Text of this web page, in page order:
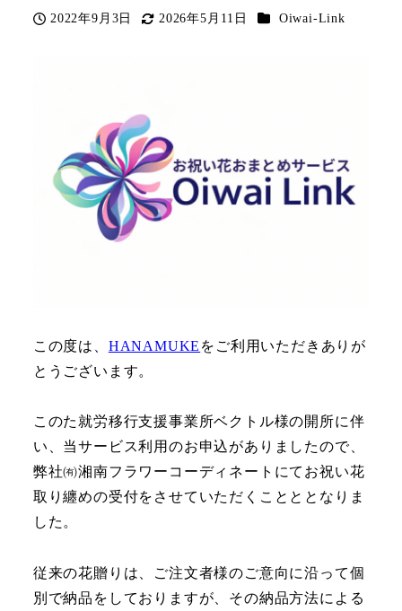
投稿日
2022年9月3日
更新日
2026年5月11日 カテゴリー
Oiwai-Link
この度は、 HANAMUKE をご利用いただきありが
とうございます。
このた就労移行支援事業所ベクトル様の開所に伴
い、当サービス利用のお申込がありましたので、
弊社㈲湘南フラワーコーディネートにてお祝い花
取り纏めの受付をさせていただくことととなりま
した。
従来の花贈りは、ご注文者様のご意向に沿って個
別で納品をしておりますが、その納品方法による